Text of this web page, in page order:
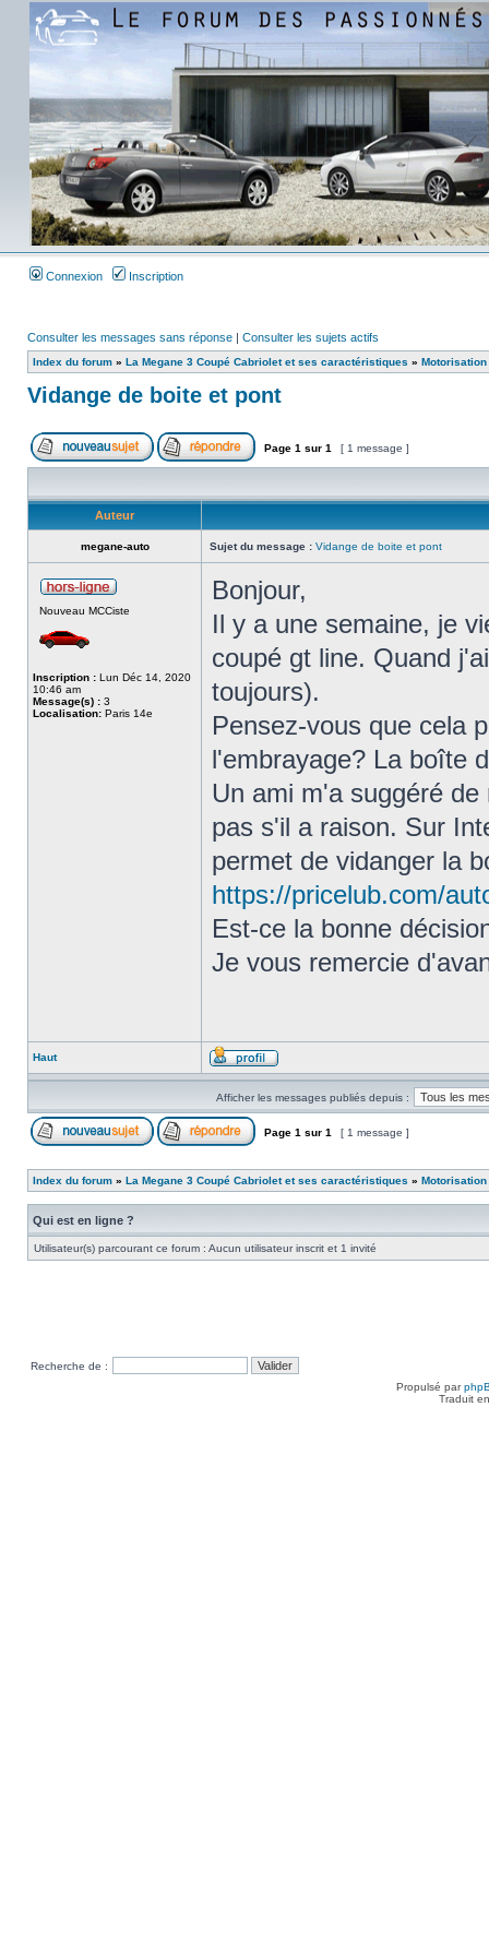
Connexion Inscription
Consulter les messages sans réponse | Consulter les sujets actifs
Index du forum » La Megane 3 Coupé Cabriolet et ses caractéristiques » Motorisation
Vidange de boite et pont
Page 1 sur 1 [ 1 message ]
Auteur
megane-auto Sujet du message : Vidange de boite et pont
Nouveau MCCiste
Inscription : Lun Déc 14, 2020
10:46 am
Message(s) : 3
Localisation: Paris 14e
Bonjour,
Il y a une semaine, je
coupé gt line. Quand
toujours).
Pensez-vous que cela
l'embrayage? La boîte
Un ami m'a suggéré
pas s'il a raison. Sur
permet de vidanger la
https://pricelub.com/
Est-ce la bonne
Je vous remercie
Haut
Afficher les messages publiés depuis :
Page 1 sur 1 [ 1 message ]
Index du forum » La Megane 3 Coupé Cabriolet et ses caractéristiques » Motorisation
Qui est en ligne ?
Utilisateur(s) parcourant ce forum : Aucun utilisateur inscrit et 1 invité
Recherche de :
Propulsé par
Traduit